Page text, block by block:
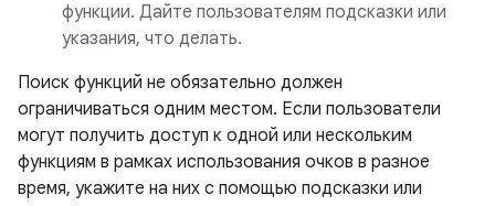
функции. Дайте пользователям подсказки или
указания, что делать.
Поиск функций не обязательно должен
ограничиваться одним местом. Если пользователи
могут получить доступ к одной или нескольким
функциям в рамках использования очков в разное
время, укажите на них с помощью подсказки или